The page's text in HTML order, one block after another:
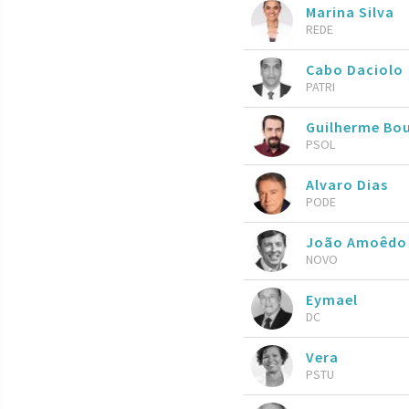
Marina Silva
REDE
Cabo Daciolo
PATRI
Guilherme
PSOL
Alvaro Dias
PODE
João Amoêdo
NOVO
Eymael
DC
Vera
PSTU